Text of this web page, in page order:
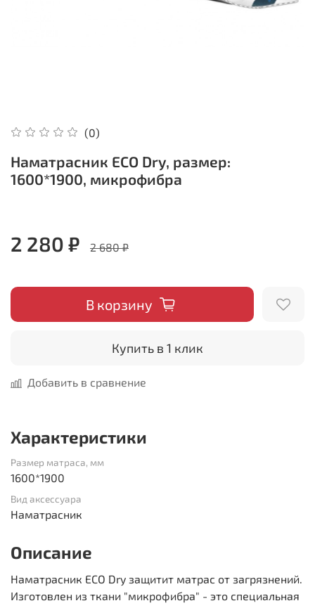
(0)
Наматрасник ECO Dry, размер:
1600*1900, микрофибра
2 280 ₽ 2 680 ₽
В корзину
Купить в 1 клик
Добавить в сравнение
Характеристики
Размер матраса, мм
1600*1900
Вид аксессуара
Наматрасник
Описание
Наматрасник ECO Dry защитит матрас от загрязнений.
Изготовлен из ткани "микрофибра" - это специальная